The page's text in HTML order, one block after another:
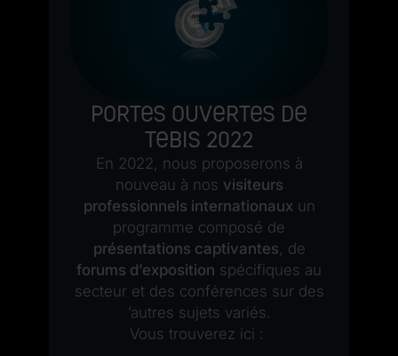
Portes Ouvertes de
Tebis 2022
En 2022, nous proposerons à
nouveau à nos visiteurs
professionnels internationauxun
programme composé de
présentations captivantes, de
forums d’exposition spécifiques au
secteur et des conférences sur des
’autres sujets variés.
Vous trouverez ici :